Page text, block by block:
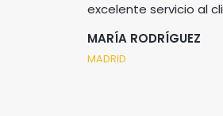
excelente servicio al
MARÍA RODRÍGUEZ
MADRID